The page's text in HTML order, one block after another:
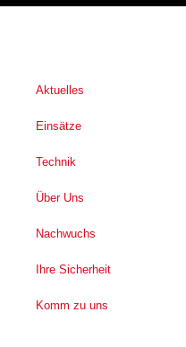
Aktuelles
Einsätze
Technik
Über Uns
Nachwuchs
Ihre Sicherheit
Komm zu uns